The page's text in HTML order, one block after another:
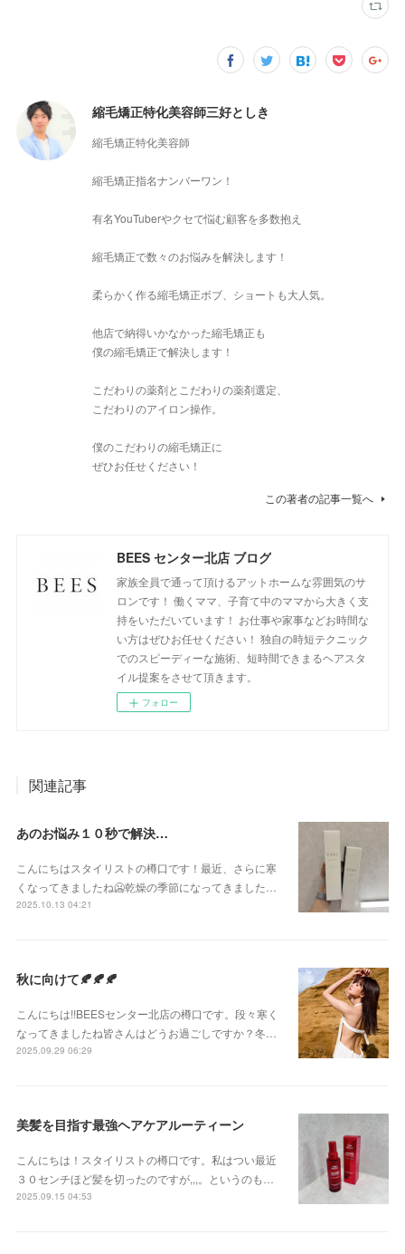
縮毛矯正特化美容師三好としき
縮毛矯正特化美容師
縮毛矯正指名ナンバーワン！
有名YouTuberやクセで悩む顧客を多数抱え
縮毛矯正で数々のお悩みを解決します！
柔らかく作る縮毛矯正ボブ、ショートも大人気。
他店で納得いかなかった縮毛矯正も
僕の縮毛矯正で解決します！
こだわりの薬剤とこだわりの薬剤選定、
こだわりのアイロン操作。
僕のこだわりの縮毛矯正に
ぜひお任せください！
この著者の記事一覧へ
BEES センター北店 ブログ
家族全員で通って頂けるアットホームな雰囲気のサ
ロンです！ 働くママ、子育て中のママから大きく支
持をいただいています！ お仕事や家事などお時間な
い方はぜひお任せください！ 独自の時短テクニック
でのスピーディーな施術、短時間できまるヘアスタ
イル提案をさせて頂きます。
フォロー
関連記事
あのお悩み１０秒で解決…
こんにちはスタイリストの樽口です！最近、さらに寒
くなってきましたね🥶乾燥の季節になってきました…
2025.10.13 04:21
秋に向けて🍂🍂🍂
こんにちは!!BEESセンター北店の樽口です。段々寒く
なってきましたね皆さんはどうお過ごしですか？冬…
2025.09.29 06:29
美髪を目指す最強ヘアケアルーティーン
こんにちは！スタイリストの樽口です。私はつい最近
３０センチほど髪を切ったのですが,,,。というのも…
2025.09.15 04:53